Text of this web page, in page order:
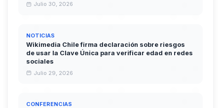
Julio 30, 2026
NOTICIAS
Wikimedia Chile firma declaración sobre riesgos
de usar la Clave Única para verificar edad en redes
sociales
Julio 29, 2026
CONFERENCIAS